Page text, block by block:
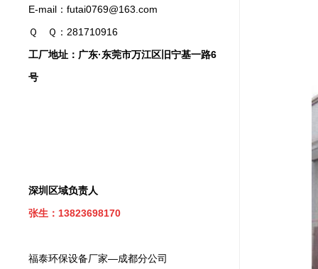
E-mail：futai0769@163.com
Ｑ Ｑ：281710916
工厂地址：广东·东莞市万江区旧宁基一路6
号
深圳区域负责人
张生：13823698170
福泰环保设备厂家—成都分公司